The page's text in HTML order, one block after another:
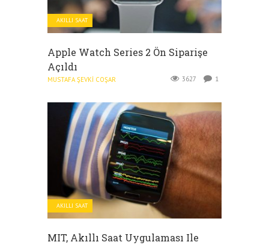
AKILLI SAAT
Apple Watch Series 2 Ön Siparişe
Açıldı
MUSTAFA ŞEVKI COŞAR 3627 1
AKILLI SAAT
MIT, Akıllı Saat Uygulaması Ile